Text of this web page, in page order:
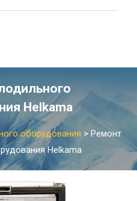
Helkama
оборудования > Ремонт
Helkama